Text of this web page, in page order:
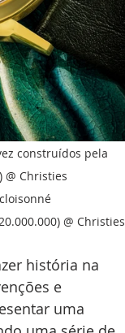
construídos pela
@ Christies
@ Christies
história na
e
uma